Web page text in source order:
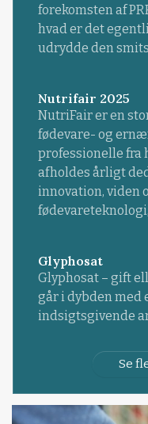
forekomsten af
hvad er det
udrydde den
Nutrifair 2025
NutriFair er en
fødevare- og
professionelle fra
afholdes årligt
innovation, viden
Glyphosat
Glyphosat – gift
går i dybden med
indsigtsgivende
Se